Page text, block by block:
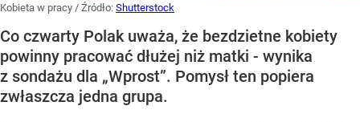
Kobieta w pracy / Źródło: Shutterstock
Co czwarty Polak uważa, że bezdzietne kobiety
powinny pracować dłużej niż matki - wynika
z sondażu dla „Wprost”. Pomysł ten popiera
zwłaszcza jedna grupa.